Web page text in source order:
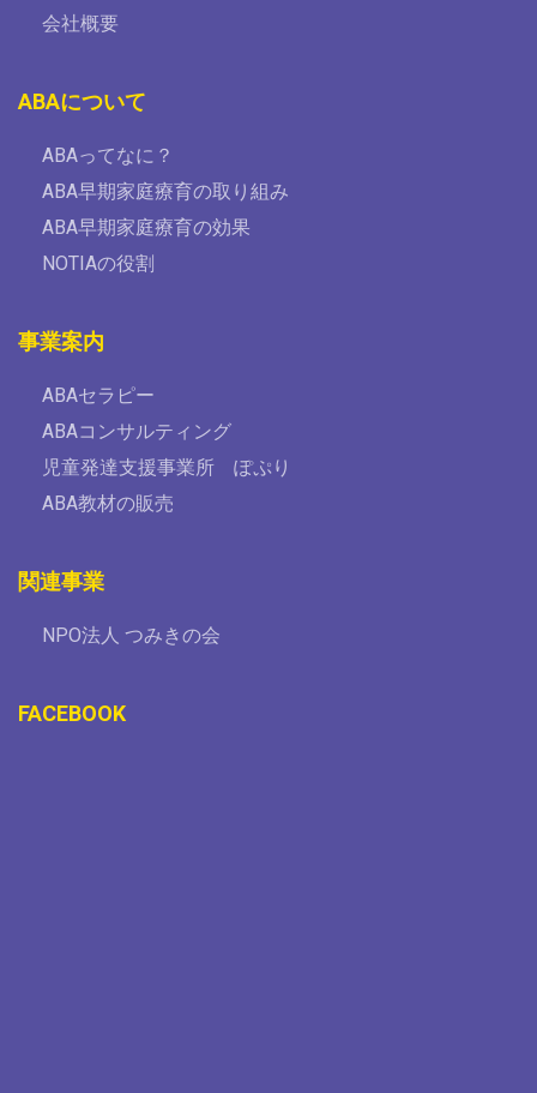
会社概要
ABAについて
ABAってなに？
ABA早期家庭療育の取り組み
ABA早期家庭療育の効果
NOTIAの役割
事業案内
ABAセラピー
ABAコンサルティング
児童発達支援事業所 ぽぷり
ABA教材の販売
関連事業
NPO法人 つみきの会
FACEBOOK